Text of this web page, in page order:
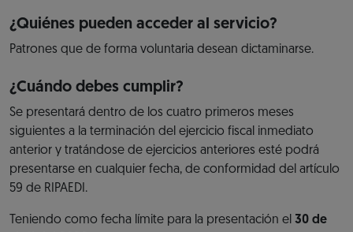
¿Quiénes pueden acceder al servicio?
Patrones que de forma voluntaria desean dictaminarse.
¿Cuándo debes cumplir?
Se presentará dentro de los cuatro primeros meses
siguientes a la terminación del ejercicio fiscal inmediato
anterior y tratándose de ejercicios anteriores esté podrá
presentarse en cualquier fecha, de conformidad del artículo
59 de RIPAEDI.
Teniendo como fecha límite para la presentación el 30 de